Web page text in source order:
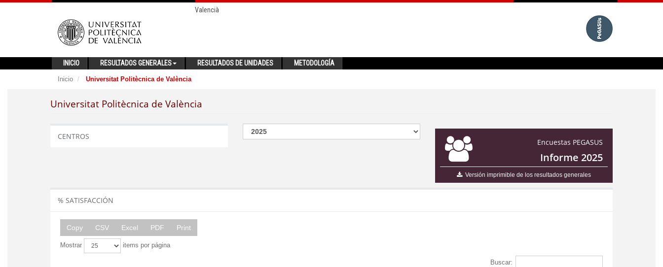
Valencià
INICIO RESULTADOS GENERALES RESULTADOS DE UNIDADES METODOLOGÍA
Inicio Universitat Politècnica de València
Universitat Politècnica de València
Encuestas PEGASUS
Informe 2025
Versión imprimible de los resultados generales
CENTROS
% SATISFACCIÓN
Copy CSV Excel PDF Print
Mostrar items por página
Buscar: